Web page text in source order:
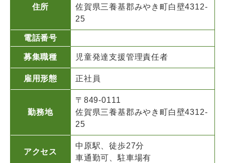
住所
佐賀県三養基郡みやき町白壁4312-
25
電話番号
募集職種 児童発達支援管理責任者
雇用形態 正社員
勤務地
〒849-0111
佐賀県三養基郡みやき町白壁4312-
25
アクセス
中原駅、徒歩27分
車通勤可、駐車場有